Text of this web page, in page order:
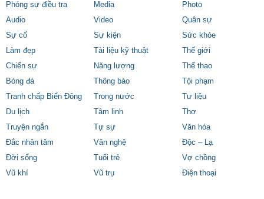
Phóng sự điều tra
Media
Photo
Audio
Video
Quân sự
Sự cố
Sự kiện
Sức khỏe
Làm đẹp
Tài liệu kỹ thuật
Thế giới
Chiến sự
Năng lượng
Thể thao
Bóng đá
Thông báo
Tội phạm
Tranh chấp Biển Đông
Trong nước
Tư liệu
Du lịch
Tâm linh
Thơ
Truyện ngắn
Tự sự
Văn hóa
Đắc nhân tâm
Văn nghệ
Độc – Lạ
Đời sống
Tuổi trẻ
Vợ chồng
Vũ khí
Vũ trụ Điện thoại